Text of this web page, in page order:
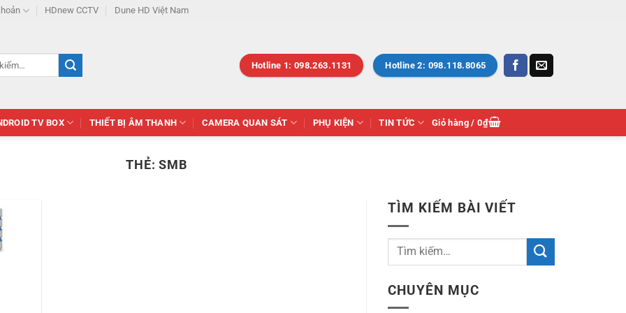
HDnew CCTV Dune HD Việt Nam
Hotline 1: 098.263.1131 Hotline 2: 098.118.8065
TV BOX THIẾT BỊ ÂM THANH CAMERA QUAN SÁT PHỤ KIỆN TIN TỨC Giỏ hàng /0₫
THẺ:SMB
TÌM KIẾM BÀI VIẾT
CHUYÊN MỤC